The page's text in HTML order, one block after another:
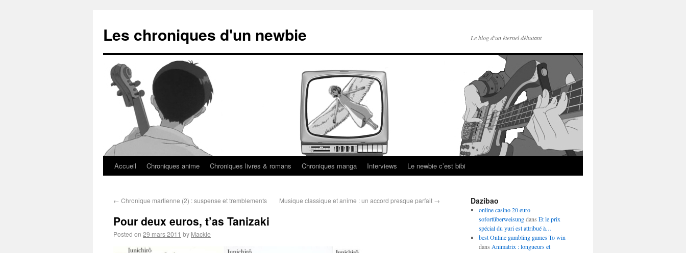
Les chroniques d'un newbie Le blog d'un éternel débutant
Accueil Chroniques anime Chroniques livres & romans Chroniques manga Interviews Le newbie c’est bibi
← Chronique martienne (2) : suspense et tremblements Musique classique et anime : un accord presque parfait →
Pour deux euros, t’as Tanizaki
Posted on 29 mars 2011 by Mackie
Dazibao
online casino 20 euro
sofortüberweisungdans Et le prix
spécial du yuri est attribué à…
best Online gambling games To win
dans Animatrix : longueurs et